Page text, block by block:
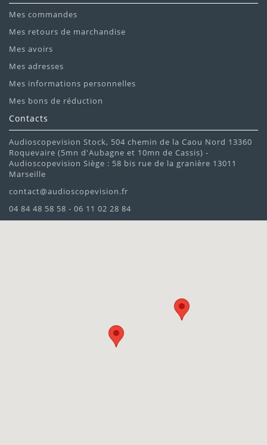
Mes commandes
Mes retours de marchandise
Mes avoirs
Mes adresses
Mes informations personnelles
Mes bons de réduction
Contacts
Audioscopevision Stock, 504 chemin de la Caou Nord 13360
Roquevaire (5mn d'Aubagne et 10mn de Cassis) -
Audioscopevision Siège : 58 bis rue de la granière 13011
Marseille
contact@audioscopevision.fr
04 84 48 58 58 - 06 11 02 28 84